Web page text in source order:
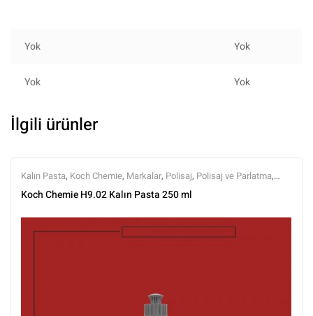
Yok Yok
Yok Yok
İlgili ürünler
Kalın Pasta, Koch Chemie, Markalar, Polisaj, Polisaj ve Parlatma,
Tüm Ürünler,Tüm Ürünler
Koch Chemie H9.02 Kalın Pasta 250 ml